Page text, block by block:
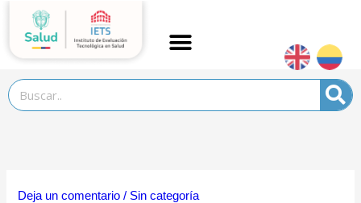
contenido
Search
Deja un comentario / Sin categoría